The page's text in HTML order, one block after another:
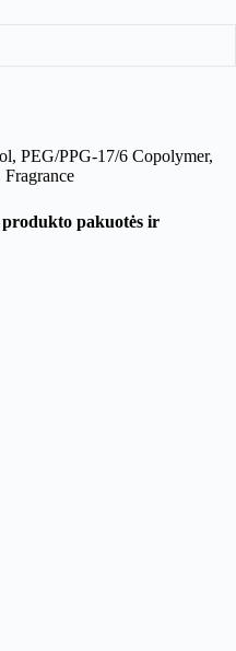
PEG/PPG-17/6 Copolymer,
produkto pakuotės ir